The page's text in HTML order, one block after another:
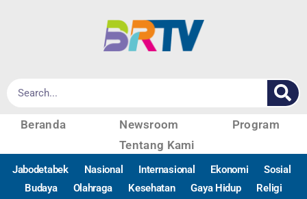
Beranda Newsroom
Program
Tentang Kami
Jabodetabek Nasional Internasional Ekonomi
Sosial
Budaya
Olahraga Kesehatan Gaya Hidup
Religi